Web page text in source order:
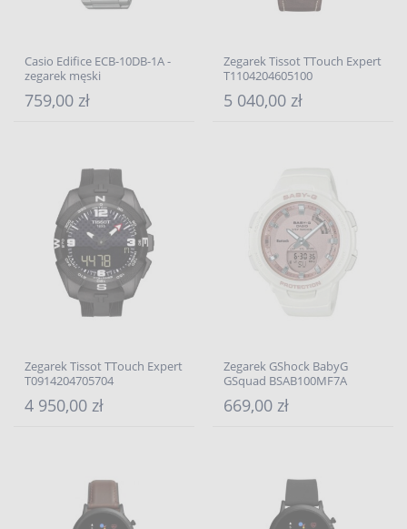
Casio Edifice ECB-10DB-1A -
zegarek męski
759,00 zł
Zegarek Tissot TTouch Expert
T1104204605100
5 040,00 zł
Zegarek Tissot TTouch Expert
T0914204705704
4 950,00 zł
Zegarek GShock BabyG
GSquad BSAB100MF7A
669,00 zł